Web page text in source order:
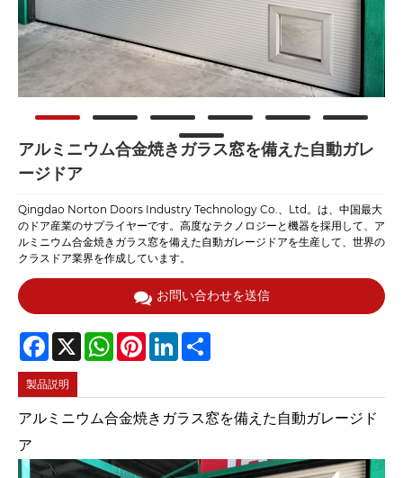
アルミニウム合金焼きガラス窓を備えた自動ガレ
ージドア
Qingdao Norton Doors Industry Technology Co.、Ltd。は、中国最大
のドア産業のサプライヤーです。高度なテクノロジーと機器を採用して、ア
ルミニウム合金焼きガラス窓を備えた自動ガレージドアを生産して、世界の
クラスドア業界を作成しています。
お問い合わせを送信
Facebook
X WhatsAppPinterestLinkedIn
製品説明
アルミニウム合金焼きガラス窓を備えた自動ガレージド
ア